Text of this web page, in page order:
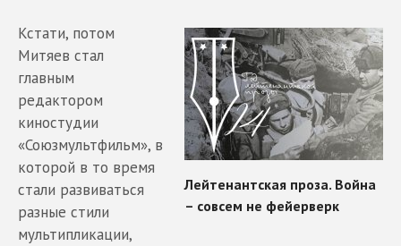
Кстати, потом
Митяев стал
главным
редактором
киностудии
«Союзмультфильм», в
которой в то время
стали развиваться
разные стили
мультипликации,